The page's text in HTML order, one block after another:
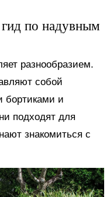
гид по надувным
разнообразием.
собой
бортиками и
подходят для
знакомиться с